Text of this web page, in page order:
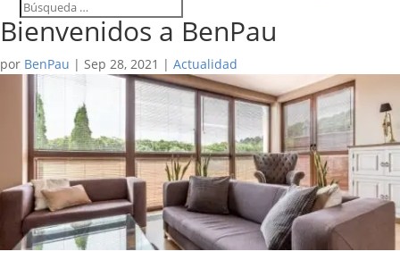
Bienvenidos a BenPau
por BenPau | Sep 28, 2021 | Actualidad